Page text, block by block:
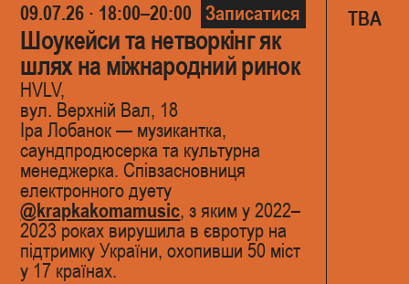
09.07.26 · 18:00–20:00 Записатися
Шоукейси та нетворкінг як
шлях на міжнародний ринок
HVLV,
вул. Верхній Вал, 18
Іра Лобанок — музикантка,
саундпродюсерка та культурна
менеджерка. Співзасновниця
електронного дуету
@krapkakomamusic, з яким у 2022–
2023 роках вирушила в євротур на
підтримку України, охопивши 50 міст
у 17 країнах.
TBA